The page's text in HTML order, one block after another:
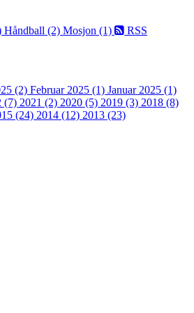
Håndball (2) Mosjon (1) RSS
(2) Februar 2025 (1) Januar 2025 (1)
(7) 2021 (2) 2020 (5) 2019 (3) 2018 (8)
(24) 2014 (12) 2013 (23)